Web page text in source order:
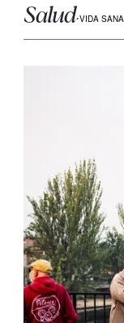
Salud VIDA SANA